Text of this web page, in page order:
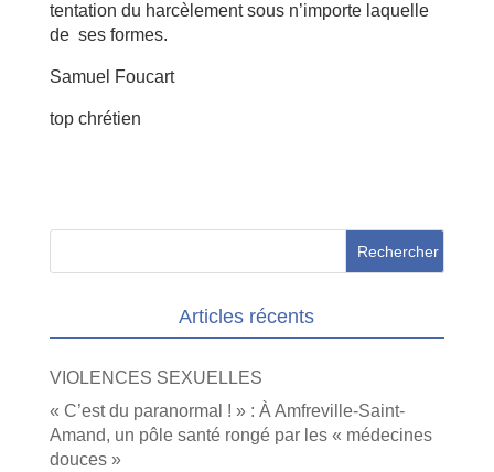
tentation du harcèlement sous n’importe laquelle
de ses formes.
Samuel Foucart
top chrétien
Articles récents
VIOLENCES SEXUELLES
« C’est du paranormal ! » : À Amfreville-Saint-
Amand, un pôle santé rongé par les « médecines
douces »